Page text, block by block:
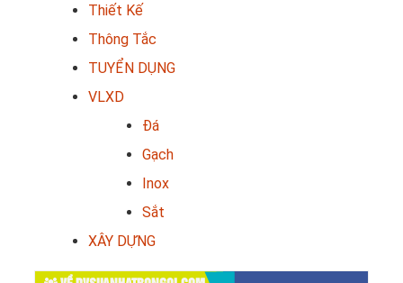
Thiết Kế
Thông Tắc
TUYỂN DỤNG
VLXD
Đá
Gạch
Inox
Sắt
XÂY DỰNG